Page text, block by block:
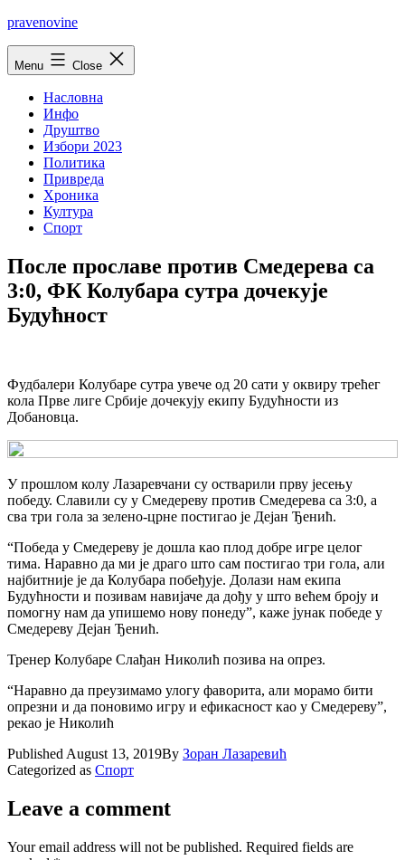
Skip
pravenovine
Menu Close
Насловна
Инфо
Друштво
Избори 2023
Политика
Привреда
Хроника
Култура
Спорт
После прославе против Смедерева са
3:0, ФК Колубара сутра дочекује
Будућност
Фудбалери Колубаре сутра увече од 20 сати у оквиру трећег
кола Прве лиге Србије дочекују екипу Будућности из
Добановца.
У прошлом колу Лазаревчани су остварили прву јесењу
победу. Славили су у Смедереву против Смедерева са 3:0, а
сва три гола за зелено-црне постигао је Дејан Ђенић.
“Победа у Смедереву је дошла као плод добре игре целог
тима. Наравно да ми је драго што сам постигао три гола, али
најбитније је да Колубара побеђује. Долази нам екипа
Будућности и позивам навијаче да дођу у што већем броју и
помогну нам да упишемо нову понеду”, каже јунак победе у
Смедереву Дејан Ђенић.
Тренер Колубаре Слађан Николић позива на опрез.
“Наравно да преузимамо улогу фаворита, али морамо бити
опрезни и да поновимо игру и ефикасност као у Смедереву”,
рекао је Николић
Published August 13, 2019By Зоран Лазаревић
Categorized as Спорт
Leave a comment
Your email address will not be published. Required fields are